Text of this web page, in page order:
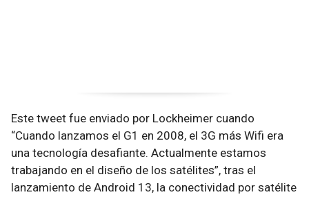
Este tweet fue enviado por Lockheimer cuando
“Cuando lanzamos el G1 en 2008, el 3G más Wifi era
una tecnología desafiante. Actualmente estamos
trabajando en el diseño de los satélites”, tras el
lanzamiento de Android 13, la conectividad por satélite